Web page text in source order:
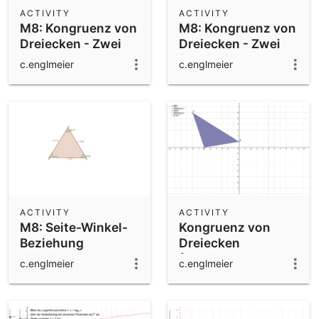
M8: Kongruenz von
Dreiecken - Zwei
feste Seitenlängen
ACTIVITY
c.englmeier
M8: Kongruenz von
Dreiecken - Zwei
feste Winkelmaße
ACTIVITY
c.englmeier
M8: Seite-Winkel-
Beziehung
ACTIVITY
c.englmeier
Kongruenz von
Dreiecken
(Parallelverschiebung
und Drehung)
ACTIVITY
c.englmeier